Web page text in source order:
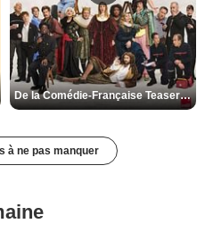
De la Comédie-Française Teaser VF
à ne pas manquer